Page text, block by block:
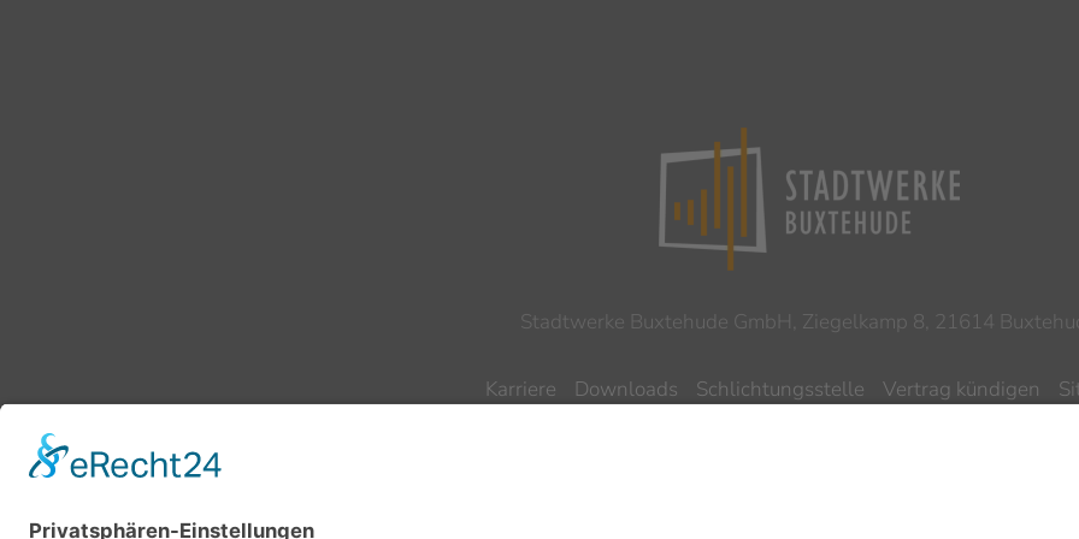
Stadtwerke Buxtehude GmbH, Ziegelkamp 8, 21614
Karriere Downloads Schlichtungsstelle Vertrag kündigen